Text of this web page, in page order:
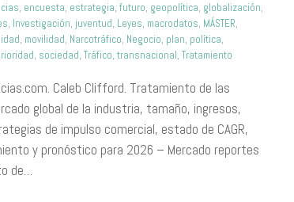
, encuesta, estrategia,futuro, geopolítica, globalización,
, Investigación, juventud, Leyes, macrodatos, MÁSTER,
, movilidad, Narcotráfico, Negocio, plan, política,
, sociedad,Tráfico,transnacional,Tratamiento
Caleb Clifford. Tratamiento de las
global de la industria, tamaño, ingresos,
de impulso comercial, estado de CAGR,
y pronóstico para 2026 – Mercado reportes
de…